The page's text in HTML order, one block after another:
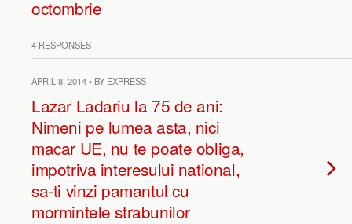
octombrie
4 RESPONSES
APRIL 8, 2014 • BY EXPRESS
Lazar Ladariu la 75 de ani:
Nimeni pe lumea asta, nici
macar UE, nu te poate obliga,
impotriva interesului national,
sa-ti vinzi pamantul cu
mormintele strabunilor